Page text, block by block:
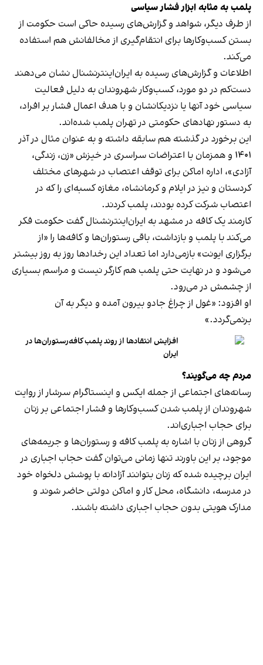
پلمب به مثابه ابزار فشار سیاسی
از طرف دیگر، شواهد و گزارش‌های رسیده حاکی است حکومت از
بستن کسب‌وکارها برای انتقام‌گیری از مخالفانش هم استفاده
می‌کند.
اطلاعات و گزارش‌های رسیده به ایران‌اینترنشنال نشان می‌دهند
دست‌کم در دو مورد، کسب‌وکار شهروندان به دلیل فعالیت
سیاسی خود آنها یا نزدیکانشان و با هدف اعمال فشار بر افراد،
به دستور نهادهای حکومتی در تهران پلمب شده‌اند.
این برخورد در گذشته هم سابقه داشته و به عنوان مثال در آذر
۱۴۰۱ و همزمان با اعتراضات سراسری در خیزش «زن، زندگی،
آزادی»، اداره اماکن برای توقف اعتصاب در شهرهای مختلف
کردستان و نیز در ایلام و کرمانشاه، مغازه کسبه‌ای را که در
اعتصاب شرکت کرده بودند، پلمب کردند.
کارمند یک کافه در مشهد به ایران‌اینترنشنال گفت حکومت فکر
می‌کند با پلمب و بازداشت، باقی رستوران‌ها و کافه‌ها را «از
برگزاری ایونت» بازمی‌دارد اما تعداد این رخدادها روز به روز بیشتر
می‌شود و در نهایت حتی پلمب هم کارگر نیست و مراسم بسیاری
از چشمش در می‌رود.
او افزود: «غول از چراغ جادو بیرون آمده و دیگر به آن
برنمی‎‌گردد.»
افزایش انتقادها از روند پلمب کافه‌رستوران‌ها در
ایران
مردم چه می‌گویند؟
رسانه‎‌های اجتماعی از جمله ایکس و اینستاگرام سرشار از روایت
شهروندان از پلمب شدن کسب‌وکارها و فشار اجتماعی بر زنان
برای حجاب اجباری‌اند.
گروهی از زنان با اشاره به پلمب کافه و رستوران‌ها و جریمه‌های
موجود، بر این باورند تنها زمانی می‌توان گفت حجاب اجباری در
ایران برچیده شده که زنان بتوانند آزادانه با پوشش دلخواه خود
در مدرسه، دانشگاه، محل کار و اماکن دولتی حاضر شوند و
مدارک هویتی بدون حجاب اجباری داشته باشند.